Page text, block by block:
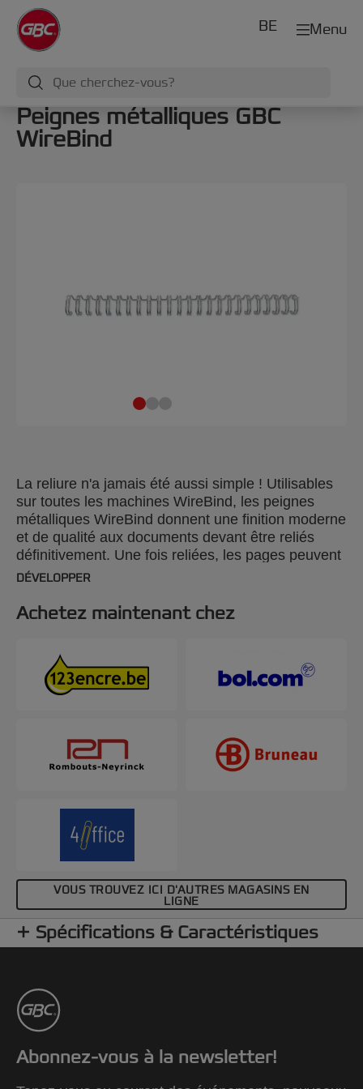
Menu
BE
Peignes métalliques GBC
WireBind
La reliure n'a jamais été aussi simple ! Utilisables
sur toutes les machines WireBind, les peignes
métalliques WireBind donnent une finition moderne
et de qualité aux documents devant être reliés
définitivement. Une fois reliées, les pages peuvent
être tournées à 360 degrés et s'ouvrir à plat pour
Tranche : 8 mm. 24 boucles. Reliure de 70 feuilles
DÉVELOPPER
Achetez maintenant chez
VOUS TROUVEZ ICI D'AUTRES MAGASINS EN
LIGNE
Spécifications & Caractéristiques
Abonnez-vous à la newsletter!